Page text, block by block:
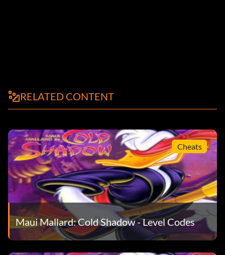
RELATED CONTENT
Cheats
Maui Mallard: Cold Shadow - Level Codes